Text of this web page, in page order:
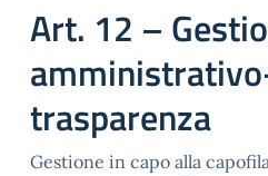
Art. 12 –
trasparenza
Gestione in capo alla